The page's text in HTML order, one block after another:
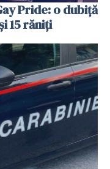
Pride: o dubiță
15 răniți